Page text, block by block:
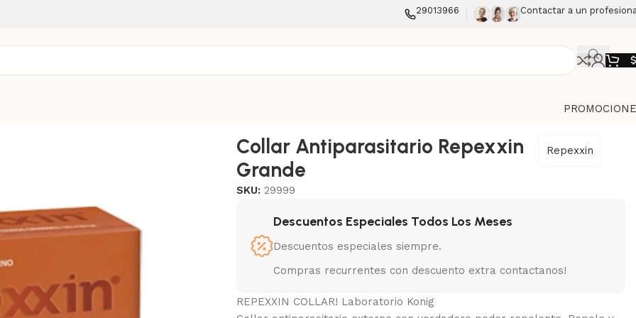
29013966 Contactar a un
$
Collar Antiparasitario Repexxin
Grande
Repexxin
SKU:29999
Descuentos Especiales Todos Los Meses
Descuentos especiales siempre.
Compras recurrentes con descuento extra contactanos!
REPEXXIN COLLAR! Laboratorio Konig